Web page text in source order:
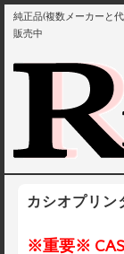
純正品(複数メーカーと
販売中
カシオプリン
※重要※